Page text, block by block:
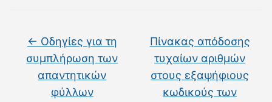
← Οδηγίες για τη
συμπλήρωση των
απαντητικών
φύλλων
Πίνακας απόδοσης
τυχαίων αριθμών
στους εξαψήφιους
κωδικούς των